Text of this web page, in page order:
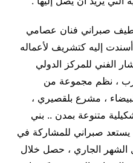
صبراني فنان عصامي
أسندت إليه كتشريف لأعماله
الفني للمركز الدولي
، نظم مجموعة من
، مشرع بلقصيري ،
متنوعة بمدن .. بني
يستعد صبراني للمشاركة في
الشهر الجاري ، حصل خلال